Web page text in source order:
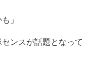
」
ンスが話題となって